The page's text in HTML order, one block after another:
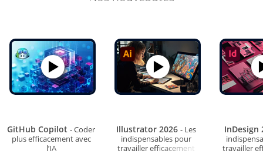
GitHub Copilot - Coder
plus efficacement avec
l’IA
Illustrator 2026 - Les
indispensables pour
travailler efficacement
InDesign
travailler